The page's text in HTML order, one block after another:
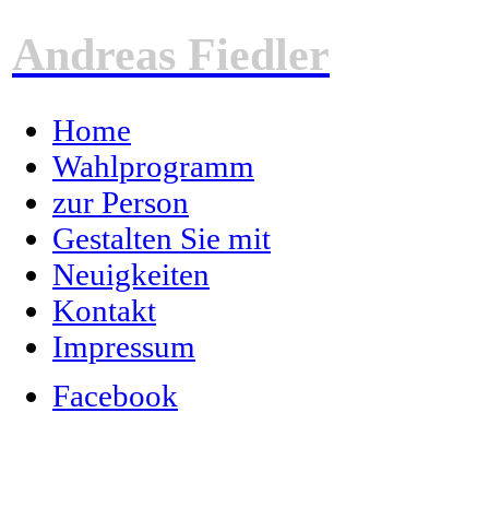
Andreas Fiedler
Home
Wahlprogramm
zur Person
Gestalten Sie mit
Neuigkeiten
Kontakt
Impressum
Facebook